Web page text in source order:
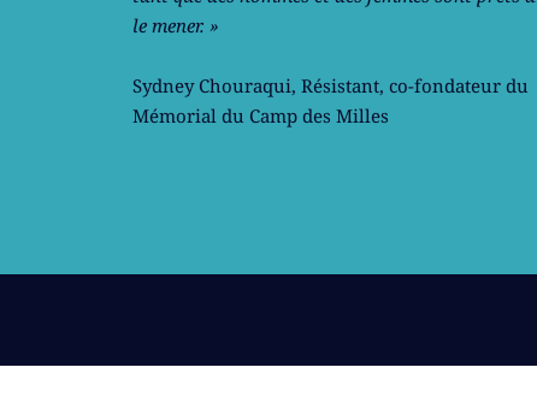
le mener. »
Sydney Chouraqui, Résistant, co-fondateur du
Mémorial du Camp des Milles